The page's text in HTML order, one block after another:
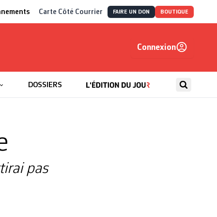
Carte Côté Courrier FAIRE UN DON BOUTIQUE
Connexion
DOSSIERS
pas